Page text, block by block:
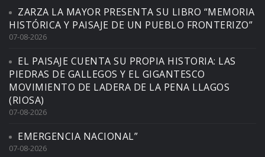
ZARZA LA MAYOR PRESENTA SU LIBRO “MEMORIA
HISTÓRICA Y PAISAJE DE UN PUEBLO FRONTERIZO”
07-08-2026
EL PAISAJE CUENTA SU PROPIA HISTORIA: LAS
PIEDRAS DE GALLEGOS Y EL GIGANTESCO
MOVIMIENTO DE LADERA DE LA PENA LLAGOS
(RIOSA)
07-08-2026
EMERGENCIA NACIONAL”
07-08-2026